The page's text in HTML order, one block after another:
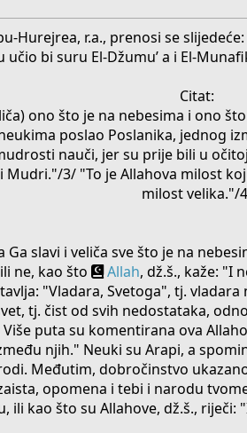
Hurejrea, r.a., prenosi se
učio bi suru El-Džumu’ a i El-
Citat:
ono što je na nebesima i ono
poslao Poslanika, jednog
nauči, jer su prije bili u
Mudri."/3/ "To je Allahova milost
milost velika."/
Ga slavi i veliča sve što je na
ne, kao što
Allah, dž.š., kaže: "I
"Vladara, Svetoga", tj.
tj. čist od svih nedostataka,
puta su komentirana ova
njih." Neuki su Arapi, a
Međutim, dobročinstvo
opomena i tebi i narodu
ili kao što su Allahove, dž.š.,